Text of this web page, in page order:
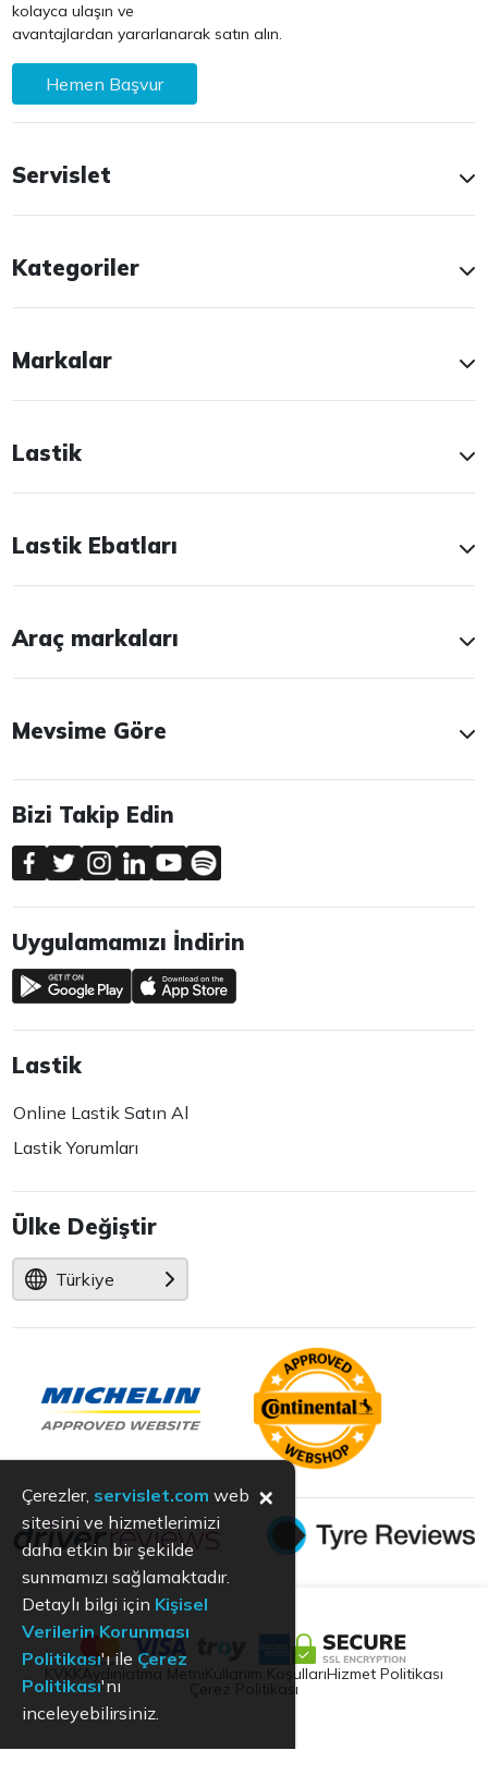
kolayca ulaşın ve
avantajlardan yararlanarak satın alın.
Hemen Başvur
Servislet
Kategoriler
Markalar
Lastik
Lastik Ebatları
Araç markaları
Mevsime Göre
Bizi Takip Edin
Uygulamamızı İndirin
Lastik
Online Lastik Satın Al
Lastik Yorumları
Ülke Değiştir
Türkiye
Aydınlatma Metni Kullanım KoşullarıHizmet Politikası
Çerez Politikası
Çerezler, servislet.com web
sitesini ve hizmetlerimizi
daha etkin bir şekilde
sunmamızı sağlamaktadır.
Detaylı bilgi için Kişisel
Verilerin Korunması
Politikası'ı ile Çerez
Politikası'nı
inceleyebilirsiniz.
×